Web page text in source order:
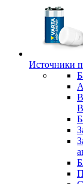
Источники